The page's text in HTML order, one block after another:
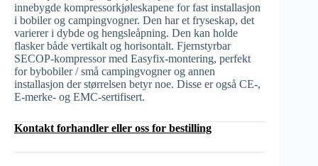
innebygde kompressorkjøleskapene for fast installasjon
i bobiler og campingvogner. Den har et fryseskap, det
varierer i dybde og hengsleåpning. Den kan holde
flasker både vertikalt og horisontalt. Fjernstyrbar
SECOP-kompressor med Easyfix-montering, perfekt
for bybobiler / små campingvogner og annen
installasjon der størrelsen betyr noe. Disse er også CE-,
E-merke- og EMC-sertifisert.
Kontakt forhandler eller oss for bestilling